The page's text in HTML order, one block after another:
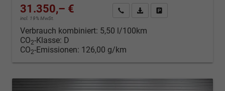
31.350,– €
incl. 19% MwSt.
Kontakt & Angebot anfordern
PDF-Datei, Fahrzeugexposé
Verbrauch kombiniert: 5,50 l/100km
CO2-Klasse: D
CO2-Emissionen: 126,00 g/km